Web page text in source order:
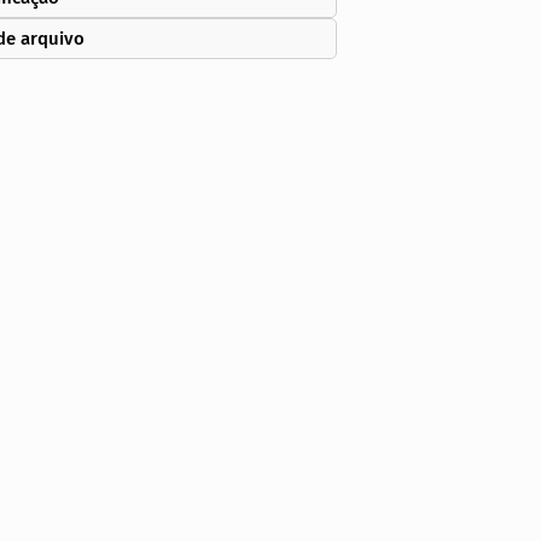
arquivo